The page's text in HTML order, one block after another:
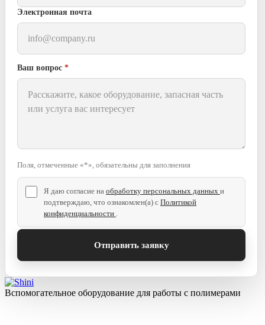
Электронная почта
Ваш вопрос *
Поля, отмеченные «*», обязательны для заполнения
Я даю согласие на обработку персональных данных и
подтверждаю, что ознакомлен(а) с Политикой
конфиденциальности
Вспомогательное оборудование для работы с полимерами